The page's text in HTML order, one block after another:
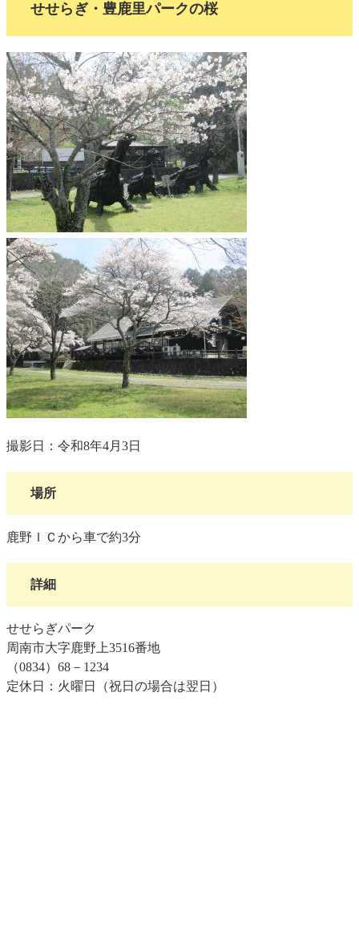
せせらぎ・豊鹿里パークの桜
撮影日：令和8年4月3日
場所
鹿野ＩＣから車で約3分
詳細
せせらぎパーク
周南市大字鹿野上3516番地
（0834）68－1234
定休日：火曜日（祝日の場合は翌日）